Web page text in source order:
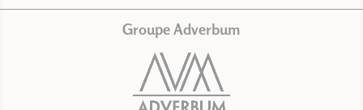
Groupe Adverbum